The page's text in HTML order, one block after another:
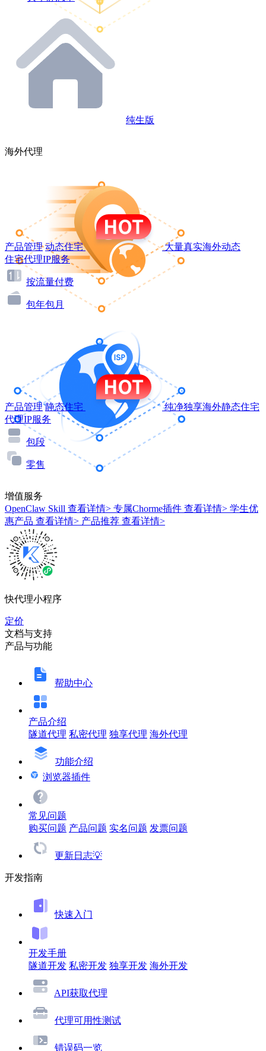
纯生版
海外代理
产品管理 动态住宅
大量真实海外动态
住宅代理IP服务
按流量付费
包年包月
产品管理 静态住宅
纯净独享海外静态住宅
代理IP服务
包段
零售
增值服务
OpenClaw Skill 查看详情> 专属Chorme插件 查看详情> 学生优
惠产品 查看详情> 产品推荐 查看详情>
快代理小程序
定价
文档与支持
产品与功能
帮助中心
产品介绍
隧道代理 私密代理 独享代理 海外代理
功能介绍
浏览器插件
常见问题
购买问题 产品问题 实名问题 发票问题
更新日志💡
开发指南
快速入门
开发手册
隧道开发 私密开发 独享开发 海外开发
API获取代理
代理可用性测试
错误码一览